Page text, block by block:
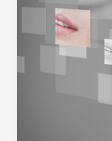
pour
les
étrangers